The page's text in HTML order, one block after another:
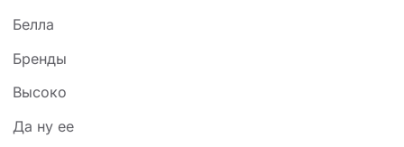
Белла
Бренды
Высоко
Да ну ее